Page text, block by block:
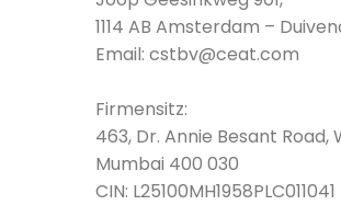
1114 AB Amsterdam –
Email: cstbv@ceat.com
Firmensitz:
463, Dr. Annie Besant Road,
Mumbai 400 030
CIN: L25100MH1958PLC011041